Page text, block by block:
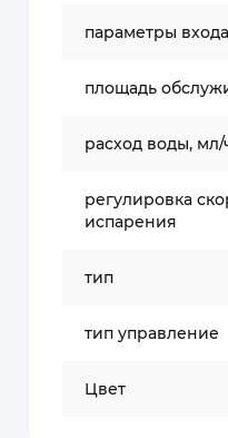
параметры входа
площадь
расход воды, мл/
регулировка
испарения
тип
тип управление
Цвет